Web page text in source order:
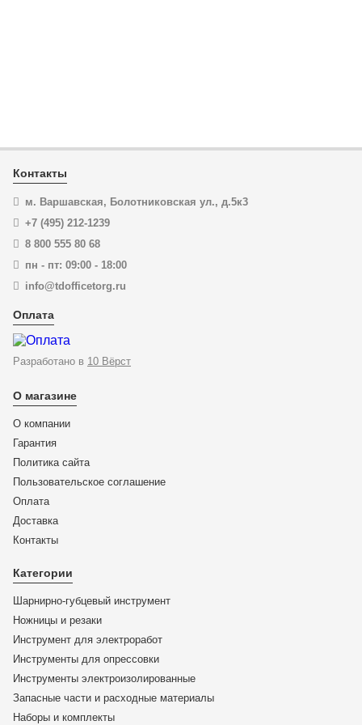
черненые 250 mm
7 144₽
В корзину
Контакты
м. Варшавская, Болотниковская ул., д.5к3
+7 (495) 212-1239
8 800 555 80 68
пн - пт: 09:00 - 18:00
info@tdofficetorg.ru
Оплата
Разработано в 10 Вёрст
О магазине
О компании
Гарантия
Политика сайта
Пользовательское соглашение
Оплата
Доставка
Контакты
Категории
Шарнирно-губцевый инструмент
Ножницы и резаки
Инструмент для электроработ
Инструменты для опрессовки
Инструменты электроизолированные
Запасные части и расходные материалы
Наборы и комплекты